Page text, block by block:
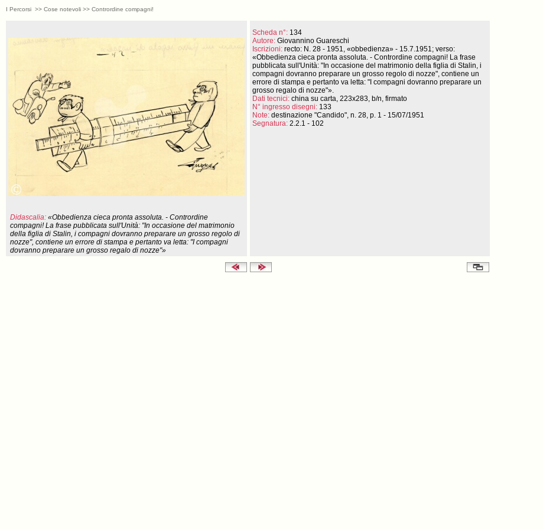
I Percorsi >> Cose notevoli >> Contrordine compagni!
Didascalia: «Obbedienza cieca pronta assoluta. - Contrordine
compagni! La frase pubblicata sull'Unità: "In occasione del matrimonio
della figlia di Stalin, i compagni dovranno preparare un grosso regolo di
nozze", contiene un errore di stampa e pertanto va letta: "I compagni
dovranno preparare un grosso regalo di nozze"»
Scheda n°: 134
Autore: Giovannino Guareschi
Iscrizioni: recto: N. 28 - 1951, «obbedienza» - 15.7.1951; verso:
«Obbedienza cieca pronta assoluta. - Contrordine compagni! La frase
pubblicata sull'Unità: "In occasione del matrimonio della figlia di Stalin, i
compagni dovranno preparare un grosso regolo di nozze", contiene un
errore di stampa e pertanto va letta: "I compagni dovranno preparare un
grosso regalo di nozze"».
Dati tecnici: china su carta, 223x283, b/n, firmato
N° ingresso disegni: 133
Note: destinazione "Candido", n. 28, p. 1 - 15/07/1951
Segnatura: 2.2.1 - 102